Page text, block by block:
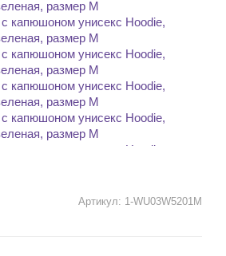
Артикул: 1-WU03W5201M